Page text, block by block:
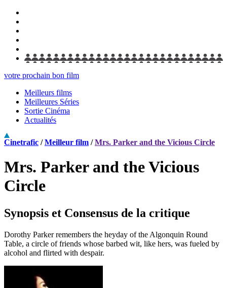
votre prochain bon film
Meilleurs films
Meilleures Séries
Sortie Cinéma
Actualités
Cinetrafic /Meilleur film /Mrs. Parker and the Vicious Circle
Mrs. Parker and the Vicious
Circle
Synopsis et Consensus de la critique
Dorothy Parker remembers the heyday of the Algonquin Round
Table, a circle of friends whose barbed wit, like hers, was fueled by
alcohol and flirted with despair.